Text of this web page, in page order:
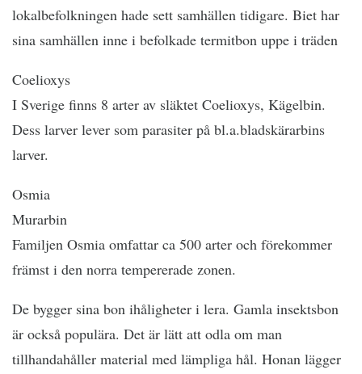
lokalbefolkningen hade sett samhällen tidigare. Biet har
sina samhällen inne i befolkade termitbon uppe i träden
Coelioxys
I Sverige finns 8 arter av släktet Coelioxys, Kägelbin.
Dess larver lever som parasiter på bl.a.bladskärarbins
larver.
Osmia
Murarbin
Familjen Osmia omfattar ca 500 arter och förekommer
främst i den norra tempererade zonen.
De bygger sina bon ihåligheter i lera. Gamla insektsbon
är också populära. Det är lätt att odla om man
tillhandahåller material med lämpliga hål. Honan lägger